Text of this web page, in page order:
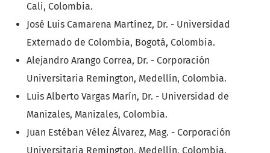
Cali, Colombia.
José Luis Camarena Martínez, Dr. - Universidad
Externado de Colombia, Bogotá, Colombia.
Alejandro Arango Correa, Dr. - Corporación
Universitaria Remington, Medellín, Colombia.
Luis Alberto Vargas Marín, Dr. - Universidad de
Manizales, Manizales, Colombia.
Juan Estéban Vélez Álvarez, Mag. - Corporación
Universitaria Remington, Medellín, Colombia.